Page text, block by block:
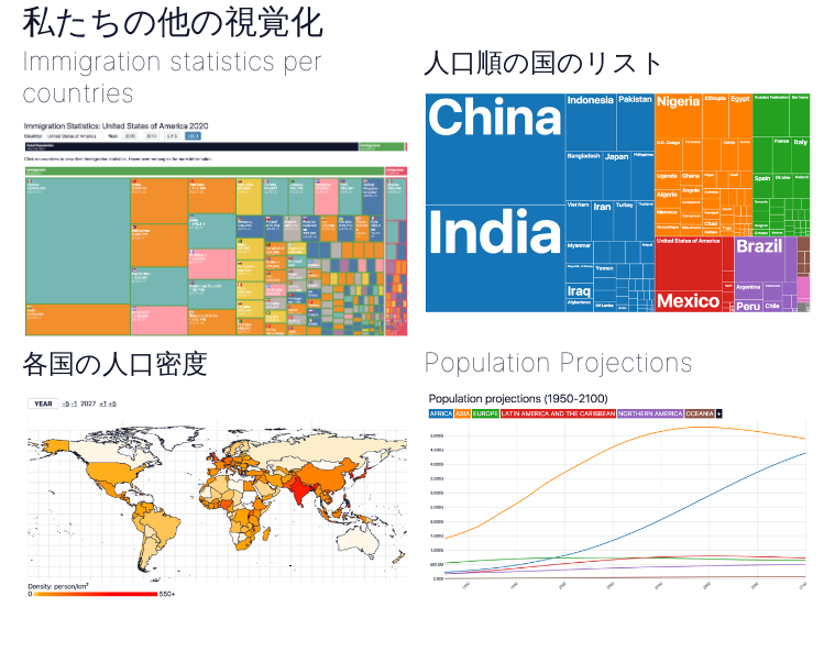
私たちの他の視覚化
Immigration statistics per
countries
人口順の国のリスト
各国の人口密度 Population Projections